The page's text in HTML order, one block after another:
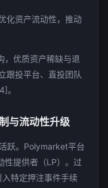
化资产流动性，推动
，优质资产稀缺与退
跟投平台、直投团队
。
与流动性升级
跃。Polymarket平台
性提供者（LP）。过
特定押注事件手续